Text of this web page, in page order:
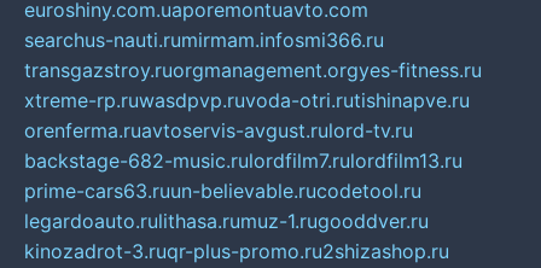
euroshiny.com.uaporemontuavto.com
searchus-nauti.rumirmam.infosmi366.ru
transgazstroy.ruorgmanagement.orgyes-fitness.ru
xtreme-rp.ruwasdpvp.ruvoda-otri.rutishinapve.ru
orenferma.ruavtoservis-avgust.rulord-tv.ru
backstage-682-music.rulordfilm7.rulordfilm13.ru
prime-cars63.ruun-believable.rucodetool.ru
legardoauto.rulithasa.rumuz-1.rugooddver.ru
kinozadrot-3.ruqr-plus-promo.ru2shizashop.ru